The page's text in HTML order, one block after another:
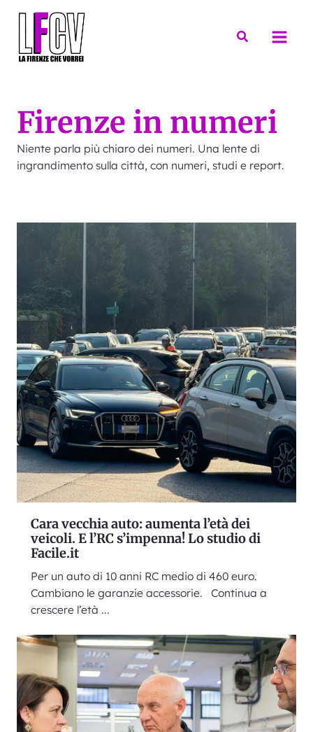
Cerca
Firenze in numeri
Niente parla più chiaro dei numeri. Una lente di
ingrandimento sulla città, con numeri, studi e report.
Cara vecchia auto: aumenta l’età dei
veicoli. E l’RC s’impenna! Lo studio di
Facile.it
Per un auto di 10 anni RC medio di 460 euro.
Cambiano le garanzie accessorie. Continua a
crescere l’età ...